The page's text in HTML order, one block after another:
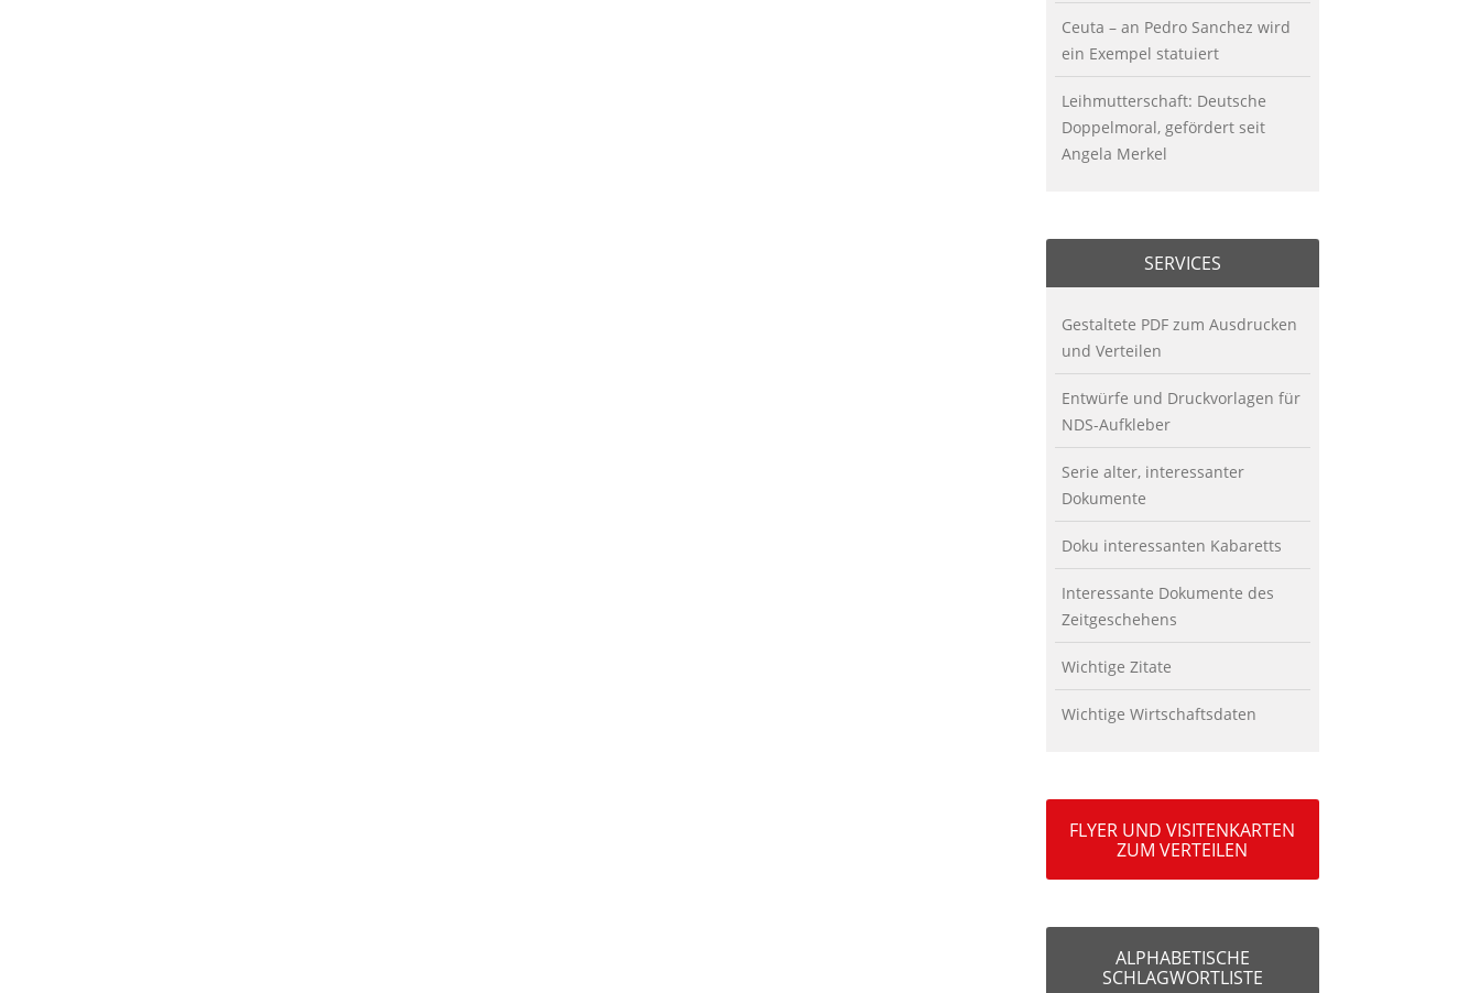
Ceuta – an Pedro Sanchez wird
ein Exempel statuiert
Leihmutterschaft: Deutsche
Doppelmoral, gefördert seit
Angela Merkel
SERVICES
Gestaltete PDF zum Ausdrucken
und Verteilen
Entwürfe und Druckvorlagen für
NDS-Aufkleber
Serie alter, interessanter
Dokumente
Doku interessanten Kabaretts
Interessante Dokumente des
Zeitgeschehens
Wichtige Zitate
Wichtige Wirtschaftsdaten
FLYER UND VISITENKARTEN
ZUM VERTEILEN
ALPHABETISCHE
SCHLAGWORTLISTE